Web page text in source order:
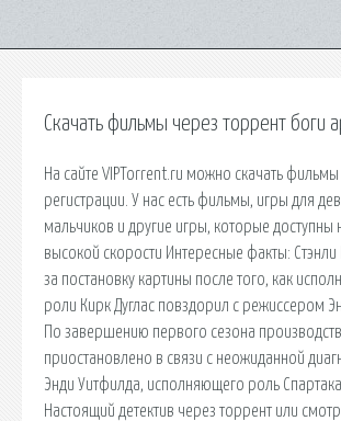
Скачать фильмы через торрент боги
На сайте VIPTorrent.ru можно скачать
регистрации. У нас есть фильмы, игры для
мальчиков и другие игры, которые доступны
высокой скорости Интересные факты: Стэнли
за постановку картины после того, как
роли Кирк Дуглас повздорил с режиссером
По завершению первого сезона
приостановлено в связи с неожиданной
Энди Уитфилда, исполняющего роль
Настоящий детектив через торрент или